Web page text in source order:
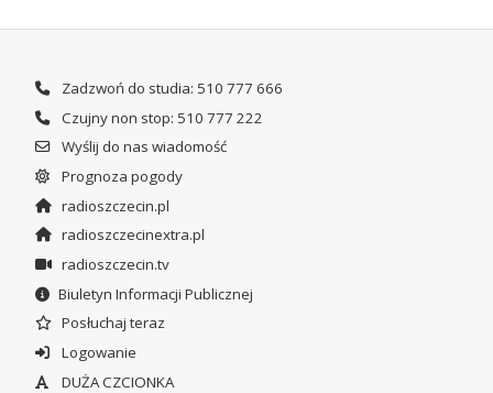
Zadzwoń do studia: 510 777 666
Czujny non stop: 510 777 222
Wyślij do nas wiadomość
Prognoza pogody
radioszczecin.pl
radioszczecinextra.pl
radioszczecin.tv
Biuletyn Informacji Publicznej
Posłuchaj teraz
Logowanie
DUŻA CZCIONKA